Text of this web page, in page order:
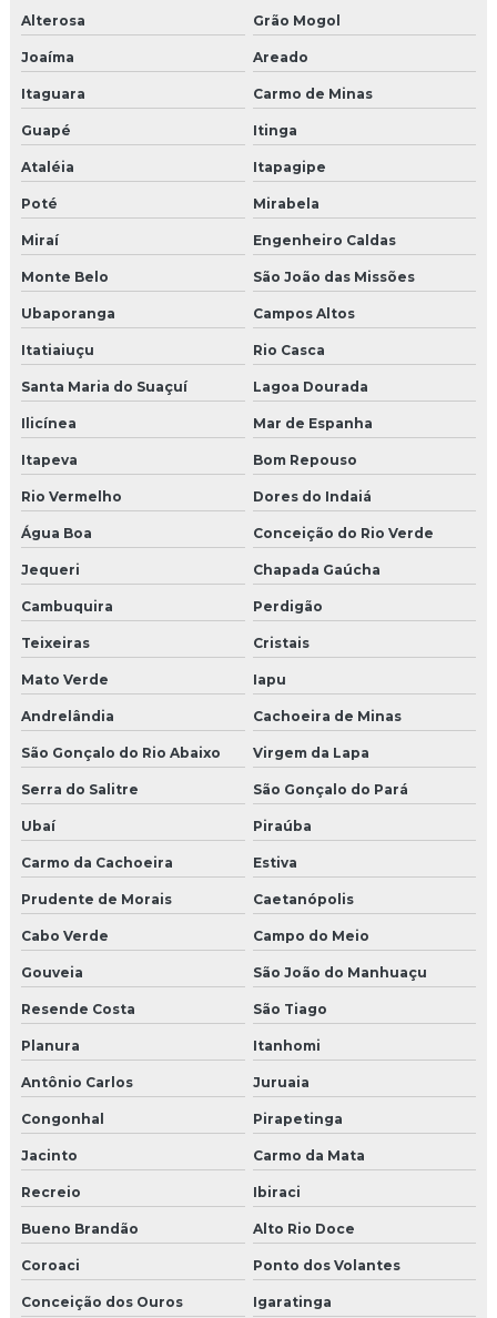
Alterosa Grão Mogol
Joaíma Areado
Itaguara Carmo de Minas
Guapé Itinga
Ataléia Itapagipe
Poté Mirabela
Miraí Engenheiro Caldas
Monte Belo São João das Missões
Ubaporanga Campos Altos
Itatiaiuçu Rio Casca
Santa Maria do Suaçuí Lagoa Dourada
Ilicínea Mar de Espanha
Itapeva Bom Repouso
Rio Vermelho Dores do Indaiá
Água Boa Conceição do Rio Verde
Jequeri Chapada Gaúcha
Cambuquira Perdigão
Teixeiras Cristais
Mato Verde Iapu
Andrelândia Cachoeira de Minas
São Gonçalo do Rio Abaixo Virgem da Lapa
Serra do Salitre São Gonçalo do Pará
Ubaí Piraúba
Carmo da Cachoeira Estiva
Prudente de Morais Caetanópolis
Cabo Verde Campo do Meio
Gouveia São João do Manhuaçu
Resende Costa São Tiago
Planura Itanhomi
Antônio Carlos Juruaia
Congonhal Pirapetinga
Jacinto Carmo da Mata
Recreio Ibiraci
Bueno Brandão Alto Rio Doce
Coroaci Ponto dos Volantes
Conceição dos Ouros Igaratinga